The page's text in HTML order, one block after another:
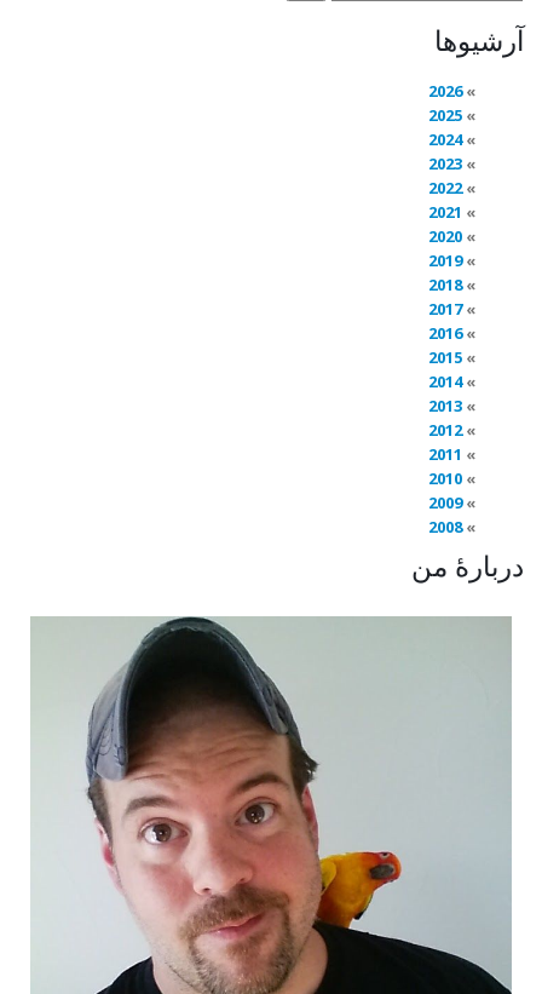
آرشیوها
2026
2025
2024
2023
2022
2021
2020
2019
2018
2017
2016
2015
2014
2013
2012
2011
2010
2009
2008
دربارهٔ من